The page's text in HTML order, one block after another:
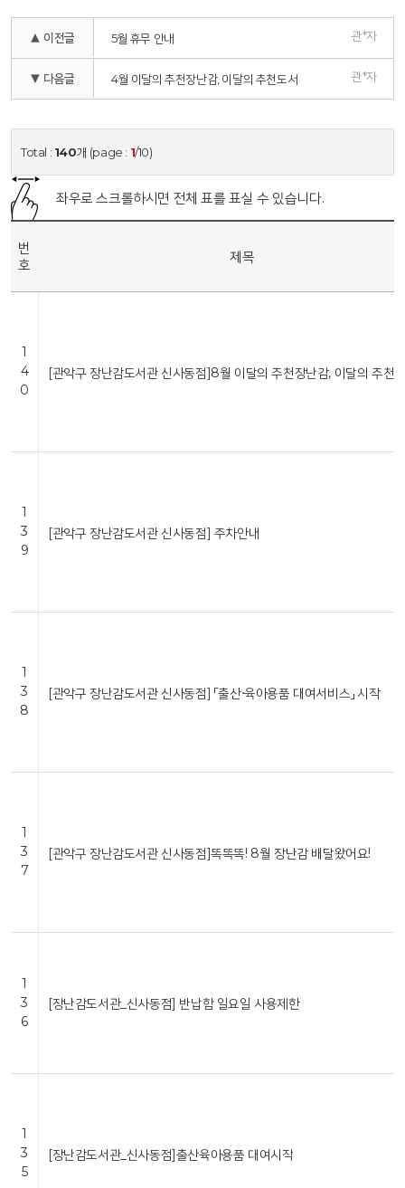
▲ 이전글 5월 휴무 안내 관*자
▼ 다음글 4월 이달의 추천장난감, 이달의 추천도서 관*자
Total : 140개 (page : 1/10)
좌우로 스크롤하시면 전체 표를 표실 수 있습니다.
번
호
제목
1
4
0
[관악구 장난감도서관 신사동점]8월 이달의 추천장난감, 이달의 추천
1
3
9
[관악구 장난감도서관 신사동점] 주차안내
1
3
8
[관악구 장난감도서관 신사동점] 「출산⋅육아용품 대여서비스」 시작
1
3
7
[관악구 장난감도서관 신사동점]똑똑똑! 8월 장난감 배달왔어요!
1
3
6
[장난감도서관_신사동점] 반납함 일요일 사용제한
1
3
5
[장난감도서관_신사동점]출산육아용품 대여시작